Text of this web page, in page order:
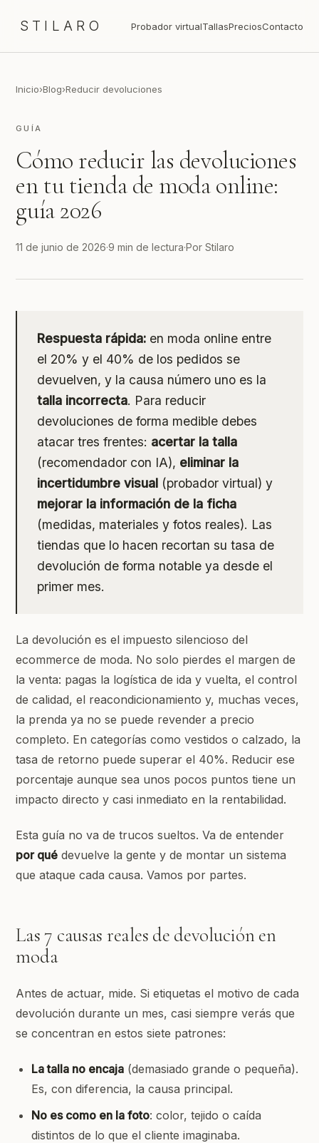
STILARO Probador virtualTallasPreciosContacto
Inicio›Blog›Reducir devoluciones
GUÍA
Cómo reducir las devoluciones
en tu tienda de moda online:
guía 2026
11 de junio de 2026·9 min de lectura·Por Stilaro
Respuesta rápida: en moda online entre
el 20% y el 40% de los pedidos se
devuelven, y la causa número uno es la
talla incorrecta. Para reducir
devoluciones de forma medible debes
atacar tres frentes: acertar la talla
(recomendador con IA), eliminar la
incertidumbre visual (probador virtual) y
mejorar la información de la ficha
(medidas, materiales y fotos reales). Las
tiendas que lo hacen recortan su tasa de
devolución de forma notable ya desde el
primer mes.
La devolución es el impuesto silencioso del
ecommerce de moda. No solo pierdes el margen de
la venta: pagas la logística de ida y vuelta, el control
de calidad, el reacondicionamiento y, muchas veces,
la prenda ya no se puede revender a precio
completo. En categorías como vestidos o calzado, la
tasa de retorno puede superar el 40%. Reducir ese
porcentaje aunque sea unos pocos puntos tiene un
impacto directo y casi inmediato en la rentabilidad.
Esta guía no va de trucos sueltos. Va de entender
por qué devuelve la gente y de montar un sistema
que ataque cada causa. Vamos por partes.
Las 7 causas reales de devolución en
moda
Antes de actuar, mide. Si etiquetas el motivo de cada
devolución durante un mes, casi siempre verás que
se concentran en estos siete patrones:
La talla no encaja (demasiado grande o pequeña).
Es, con diferencia, la causa principal.
No es como en la foto: color, tejido o caída
distintos de lo que el cliente imaginaba.